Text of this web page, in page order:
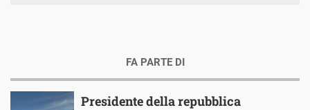
FA PARTE DI
Presidente della repubblica